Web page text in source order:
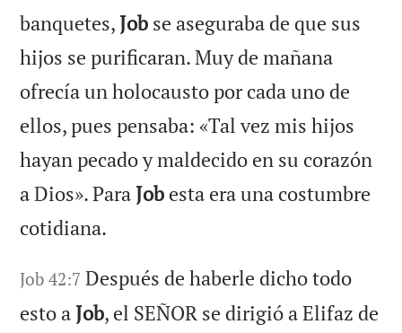
banquetes,Job se aseguraba de que sus
hijos se purificaran. Muy de mañana
ofrecía un holocausto por cada uno de
ellos, pues pensaba: «Tal vez mis hijos
hayan pecado y maldecido en su corazón
a Dios». ParaJob esta era una costumbre
cotidiana.
Job 42:7 Después de haberle dicho todo
esto aJob, el SEÑOR se dirigió a Elifaz de